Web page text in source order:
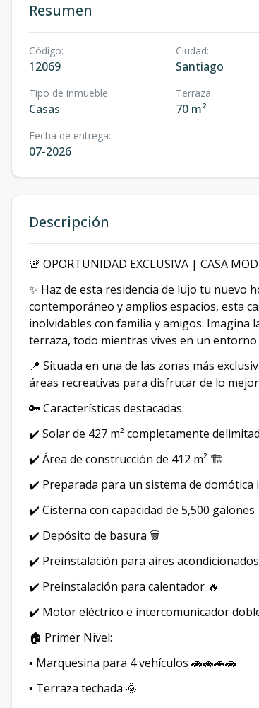
Resumen
Código:
12069
Ciudad:
Santiago
Tipo de inmueble:
Casas
Terraza:
70 m²
Fecha de entrega:
07-2026
Descripción
🚨 OPORTUNIDAD EXCLUSIVA | CASA
✨ Haz de esta residencia de lujo tu nuevo
contemporáneo y amplios espacios, esta
inolvidables con familia y amigos. Imagina
terraza, todo mientras vives en un entorno
📍 Situada en una de las zonas más
áreas recreativas para disfrutar de lo
🔑 Características destacadas:
✔️ Solar de 427 m² completamente
✔️ Área de construcción de 412 m² 🏗️
✔️ Preparada para un sistema de domótica
✔️ Cisterna con capacidad de 5,500 galones
✔️ Depósito de basura 🗑️
✔️ Preinstalación para aires
✔️ Preinstalación para calentador 🔥
✔️ Motor eléctrico e intercomunicador
🏠 Primer Nivel:
▪️ Marquesina para 4 vehículos 🚗🚗🚗🚗
▪️ Terraza techada 🌞